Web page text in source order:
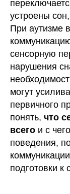
устроены
При аутизме
сенсорную
нарушения
могут
первичного
понять, что
всего и с
поведения,
подготовки к